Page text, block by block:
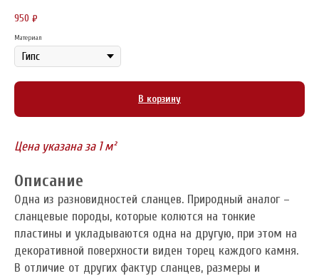
950 ₽
Материал
В корзину
Цена указана за 1 м²
Описание
Одна из разновидностей сланцев. Природный аналог –
сланцевые породы, которые колются на тонкие
пластины и укладываются одна на другую, при этом на
декоративной поверхности виден торец каждого камня.
В отличие от других фактур сланцев, размеры и